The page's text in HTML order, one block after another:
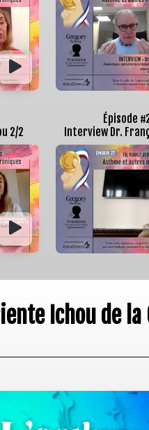
2/2
Épisode
Interview Dr.
Ichou de